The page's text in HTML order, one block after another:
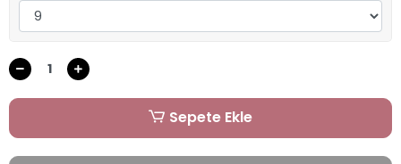
Sepete Ekle